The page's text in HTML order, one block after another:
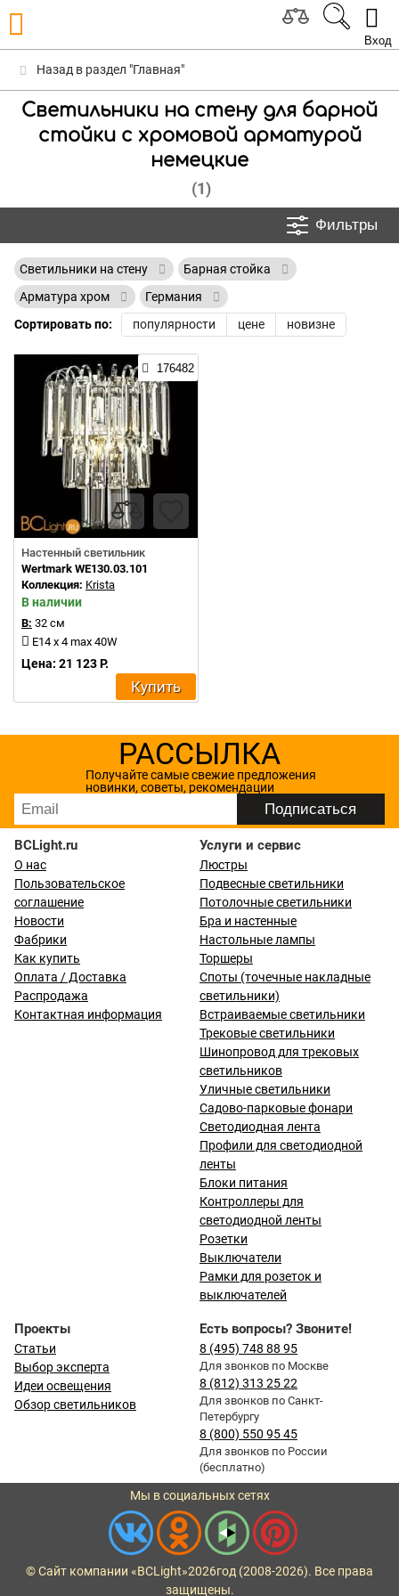
Вход
Назад в раздел "Главная"
Светильники на стену для барной
стойки с хромовой арматурой
немецкие
(1)
Фильтры
Светильники на стену
Барная стойка
Арматура хром
Германия
Сортировать по:
популярности цене новизне
176482
Настенный светильник
Wertmark WE130.03.101
Коллекция: Krista
В наличии
В: 32 см
E14 x 4 max 40W
Цена: 21 123 Р.
Купить
РАССЫЛКА
Получайте самые свежие предложения
новинки, советы, рекомендации
BCLight.ru
О нас
Пользовательское
соглашение
Новости
Фабрики
Как купить
Оплата / Доставка
Распродажа
Контактная информация
Услуги и сервис
Люстры
Подвесные светильники
Потолочные светильники
Бра и настенные
Настольные лампы
Торшеры
Споты (точечные накладные
светильники)
Встраиваемые светильники
Трековые светильники
Шинопровод для трековых
светильников
Уличные светильники
Садово-парковые фонари
Светодиодная лента
Профили для светодиодной
ленты
Блоки питания
Контроллеры для
светодиодной ленты
Розетки
Выключатели
Рамки для розеток и
выключателей
Проекты
Статьи
Выбор эксперта
Идеи освещения
Обзор светильников
Есть вопросы? Звоните!
8 (495) 748 88 95
Для звонков по Москве
8 (812) 313 25 22
Для звонков по Санкт-
Петербургу
8 (800) 550 95 45
Для звонков по России
(бесплатно)
Мы в социальных сетях
© Сайт компании «BCLight»2026год (2008-2026). Все права
защищены.